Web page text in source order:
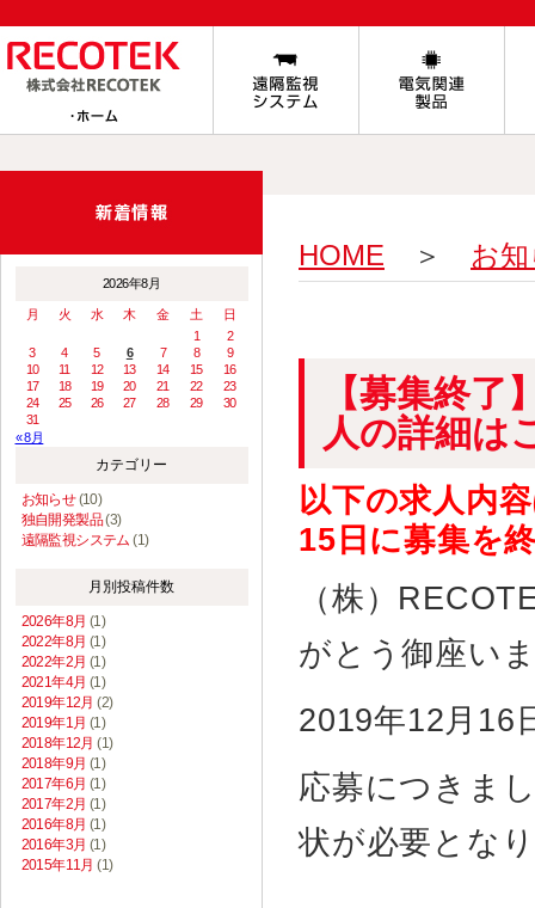
2026年8月
月 火 水 木 金 土
日
1
2
3
4 5 6 7 8
9
10
11 12 13 14 15
16
17
18 19 20 21 22
23
24
25 26 27 28 29
30
31
« 8月
カテゴリー
お知らせ(10)
独自開発製品(3)
遠隔監視システム (1)
月別投稿件数
2026年8月 (1)
2022年8月 (1)
2022年2月 (1)
2021年4月 (1)
2019年12月 (2)
2019年1月 (1)
2018年12月 (1)
2018年9月 (1)
2017年6月 (1)
2017年2月 (1)
2016年8月 (1)
2016年3月 (1)
2015年11月 (1)
HOME ＞ お
【募集終
人の詳細は
以下の求人内
15日に募集を
（株）
がとう御座い
2019年12月16
応募につきま
状が必要とな